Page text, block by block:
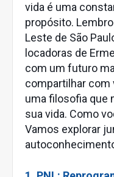
vida é uma
propósito.
Leste de São
locadoras de
com um futuro
compartilhar com
uma filosofia que
sua vida. Como
Vamos explorar